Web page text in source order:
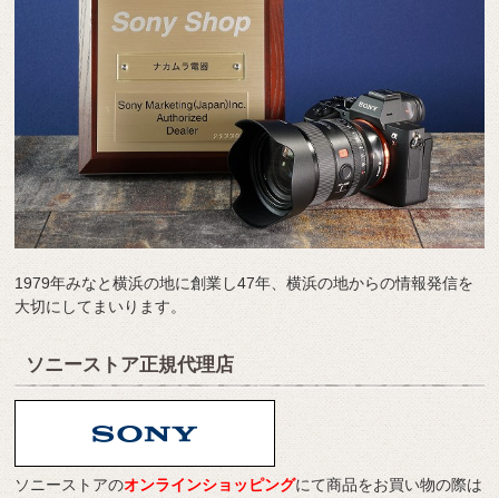
1979年みなと横浜の地に創業し47年、横浜の地からの情報発信を
大切にしてまいります。
ソニーストア正規代理店
ソニーストアのオンラインショッピングにて商品をお買い物の際は